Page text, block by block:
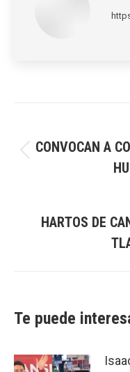
CONVOCAN A
HARTOS DE
Te puede